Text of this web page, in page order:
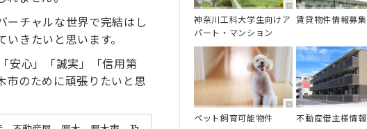
ーチャルな世界で完結はし
きたいと思います。
安心」「誠実」「信用第
市のために頑張りたいと思
神奈川工科大学生向けア
パート・マンション
賃貸物件情報募集
ペット飼育可能物件 不動産借主様情報